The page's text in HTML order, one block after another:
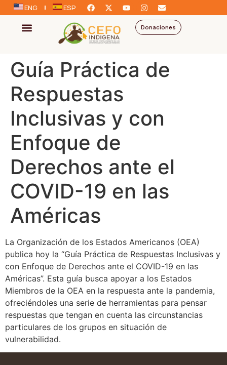
ENG ESP
Donaciones
Guía Práctica de
Respuestas
Inclusivas y con
Enfoque de
Derechos ante el
COVID-19 en las
Américas
La Organización de los Estados Americanos (OEA)
publica hoy la “Guía Práctica de Respuestas Inclusivas y
con Enfoque de Derechos ante el COVID-19 en las
Américas”. Esta guía busca apoyar a los Estados
Miembros de la OEA en la respuesta ante la pandemia,
ofreciéndoles una serie de herramientas para pensar
respuestas que tengan en cuenta las circunstancias
particulares de los grupos en situación de
vulnerabilidad.